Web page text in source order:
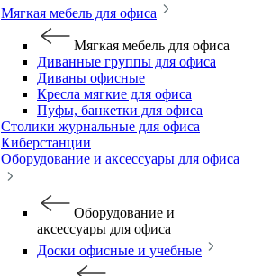
Мягкая мебель для офиса
Мягкая мебель для офиса
Диванные группы для офиса
Диваны офисные
Кресла мягкие для офиса
Пуфы, банкетки для офиса
Столики журнальные для офиса
Киберстанции
Оборудование и аксессуары для офиса
Оборудование и
аксессуары для офиса
Доски офисные и учебные